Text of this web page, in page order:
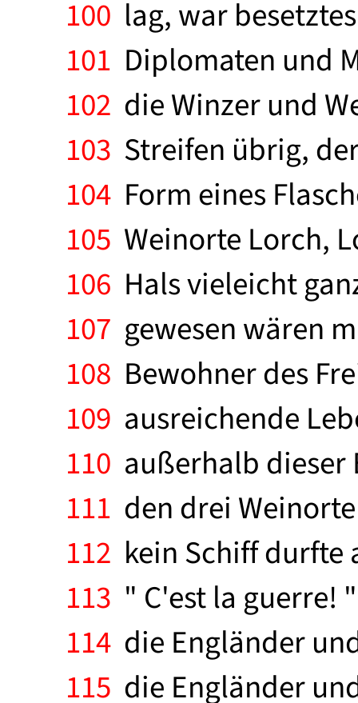
100 lag, war
101 Diplomaten und
102 die Winzer und
103 Streifen übrig,
104 Form eines
105 Weinorte Lorch,
106 Hals vieleicht
107 gewesen wären
108 Bewohner des
109 ausreichende
110 außerhalb dieser
111 den drei
112 kein Schiff durfte
113 " C'est la guerre!
114 die Engländer
115 die Engländer